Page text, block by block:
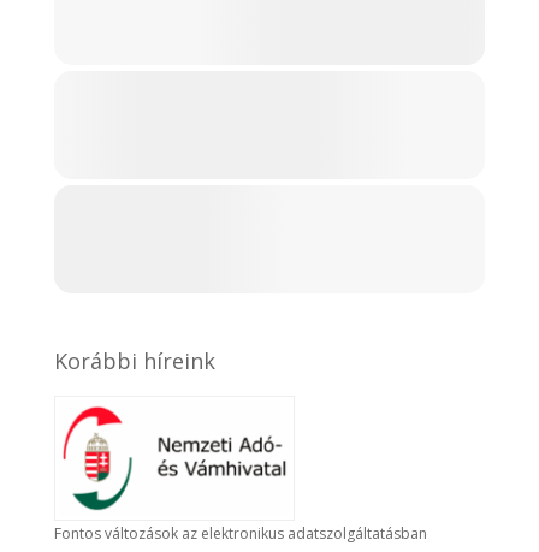
Korábbi híreink
Fontos változások az elektronikus adatszolgáltatásban